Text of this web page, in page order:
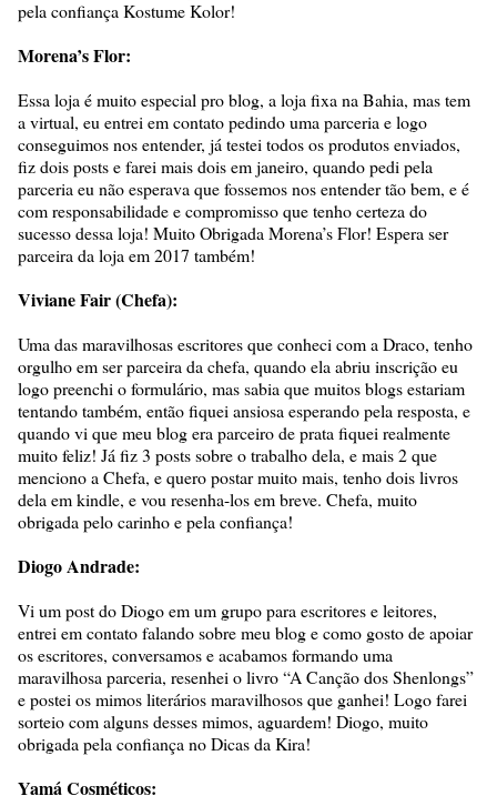
pela confiança Kostume Kolor!
Morena’s Flor:
Essa loja é muito especial pro blog, a loja fixa na Bahia, mas tem
a virtual, eu entrei em contato pedindo uma parceria e logo
conseguimos nos entender, já testei todos os produtos enviados,
fiz dois posts e farei mais dois em janeiro, quando pedi pela
parceria eu não esperava que fossemos nos entender tão bem, e é
com responsabilidade e compromisso que tenho certeza do
sucesso dessa loja! Muito Obrigada Morena’s Flor! Espera ser
parceira da loja em 2017 também!
Viviane Fair (Chefa):
Uma das maravilhosas escritores que conheci com a Draco, tenho
orgulho em ser parceira da chefa, quando ela abriu inscrição eu
logo preenchi o formulário, mas sabia que muitos blogs estariam
tentando também, então fiquei ansiosa esperando pela resposta, e
quando vi que meu blog era parceiro de prata fiquei realmente
muito feliz! Já fiz 3 posts sobre o trabalho dela, e mais 2 que
menciono a Chefa, e quero postar muito mais, tenho dois livros
dela em kindle, e vou resenha-los em breve. Chefa, muito
obrigada pelo carinho e pela confiança!
Diogo Andrade:
Vi um post do Diogo em um grupo para escritores e leitores,
entrei em contato falando sobre meu blog e como gosto de apoiar
os escritores, conversamos e acabamos formando uma
maravilhosa parceria, resenhei o livro “A Canção dos Shenlongs”
e postei os mimos literários maravilhosos que ganhei! Logo farei
sorteio com alguns desses mimos, aguardem! Diogo, muito
obrigada pela confiança no Dicas da Kira!
Yamá Cosméticos: